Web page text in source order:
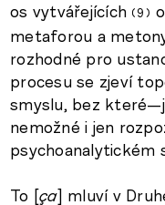
os vytvářejících
9
metaforou a
rozhodné pro
procesu se zjeví
smyslu, bez
nemožné i jen
psychoanalytickém
To [ça] mluví v